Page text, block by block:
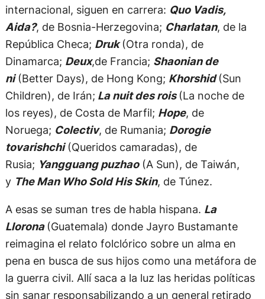
internacional, siguen en carrera: Quo Vadis,
Aida?, de Bosnia-Herzegovina; Charlatan, de la
República Checa; Druk(Otra ronda), de
Dinamarca; Deux,de Francia; Shaonian de
ni(Better Days), de Hong Kong; Khorshid(Sun
Children), de Irán; La nuit des rois(La noche de
los reyes), de Costa de Marfil; Hope, de
Noruega; Colectiv, de Rumania; Dorogie
tovarishchi(Queridos camaradas), de
Rusia; Yangguang puzhao(A Sun), de Taiwán,
y The Man Who Sold His Skin, de Túnez.
A esas se suman tres de habla hispana. La
Llorona (Guatemala) donde Jayro Bustamante
reimagina el relato folclórico sobre un alma en
pena en busca de sus hijos como una metáfora de
la guerra civil. Allí saca a la luz las heridas políticas
sin sanar responsabilizando a un general retirado